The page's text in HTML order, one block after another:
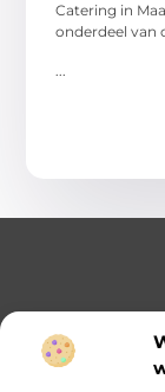
Catering in
onderdeel van